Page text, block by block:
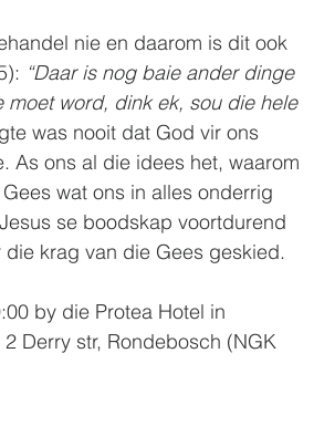
nie en daarom is dit ook
“Daar is nog baie ander dinge
word, dink ek, sou die hele
was nooit dat God vir ons
As ons al die idees het, waarom
wat ons in alles onderrig
se boodskap voortdurend
krag van die Gees geskied.
by die Protea Hotel in
Derry str, Rondebosch (NGK